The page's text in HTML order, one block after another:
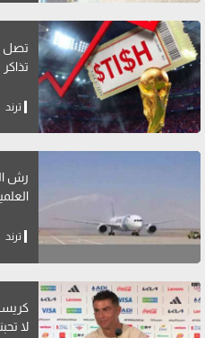
تذاكر
ترند
رش
ترند
لا